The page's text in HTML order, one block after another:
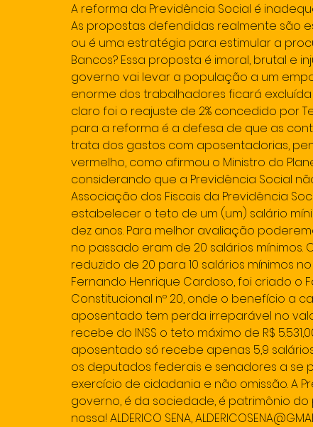
A reforma da Previdência Social é
As propostas defendidas realmente são
ou é uma estratégia para estimular a
Bancos? Essa proposta é imoral, brutal e
governo vai levar a população a um
enorme dos trabalhadores ficará
claro foi o reajuste de 2% concedido por
para a reforma é a defesa de que as
trata dos gastos com aposentadorias,
vermelho, como afirmou o Ministro do
considerando que a Previdência Social
Associação dos Fiscais da Previdência
estabelecer o teto de um (um) salário
dez anos. Para melhor avaliação
no passado eram de 20 salários mínimos.
reduzido de 20 para 10 salários mínimos
Fernando Henrique Cardoso, foi criado o
Constitucional nº 20, onde o benefício a
aposentado tem perda irreparável no
recebe do INSS o teto máximo de R$
aposentado só recebe apenas 5,9
os deputados federais e senadores a se
exercício de cidadania e não omissão. A
governo, é da sociedade, é patrimônio do
nossa! ALDERICO SENA,